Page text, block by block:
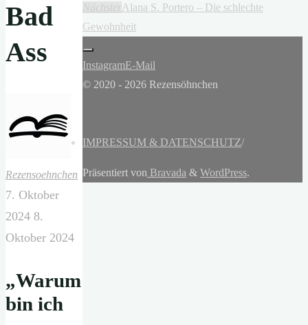
Bad
Ass
Rezensoehnchen
7. Oktober
2024 8.
Oktober 2024
„Warum
bin ich
NächsterAlana S. Portero – Die schlechte
Gewohnheit
InstagramE-Mail
© 2020 - 2026 Rezensöhnchen
IMPRESSUM & DATENSCHUTZ/
Präsentiert von Bravada & WordPress.